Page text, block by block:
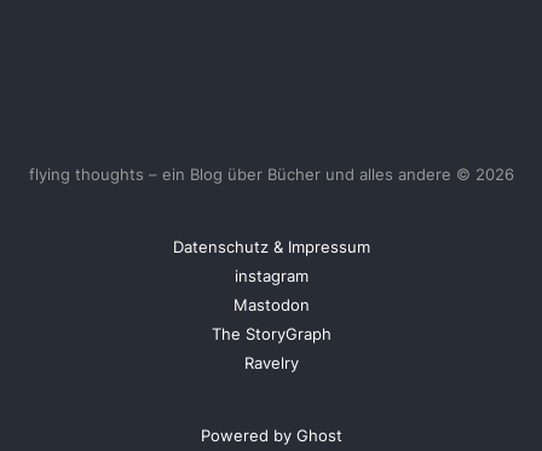
flying thoughts – ein Blog über Bücher und alles andere © 2026
Datenschutz & Impressum
instagram
Mastodon
The StoryGraph
Ravelry
Powered by Ghost